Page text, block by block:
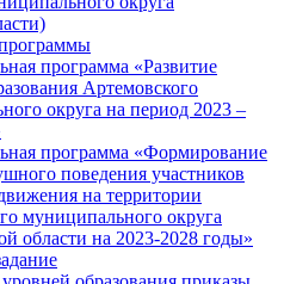
программа «Развитие
Артемовского
округа на период 2023 –
программа «Формирование
поведения участников
на территории
муниципального округа
области на 2023-2028 годы»